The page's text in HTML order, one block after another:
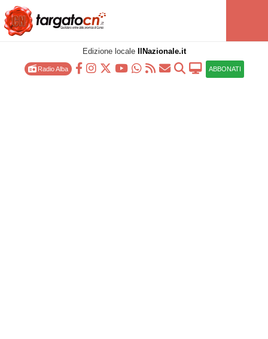
Edizione locale IlNazionale.it
Radio Alba ABBONATI